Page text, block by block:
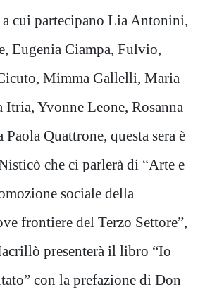
cui partecipano Lia Antonini,
Eugenia Ciampa, Fulvio,
Mimma Gallelli, Maria
Yvonne Leone, Rosanna
Quattrone, questa sera è
che ci parlerà di “Arte e
sociale della
frontiere del Terzo Settore”,
presenterà il libro “Io
con la prefazione di Don